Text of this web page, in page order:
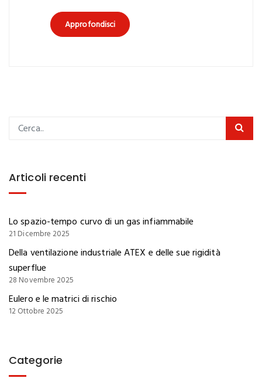
Approfondisci
Articoli recenti
Lo spazio-tempo curvo di un gas infiammabile
21 Dicembre 2025
Della ventilazione industriale ATEX e delle sue rigidità
superflue
28 Novembre 2025
Eulero e le matrici di rischio
12 Ottobre 2025
Categorie